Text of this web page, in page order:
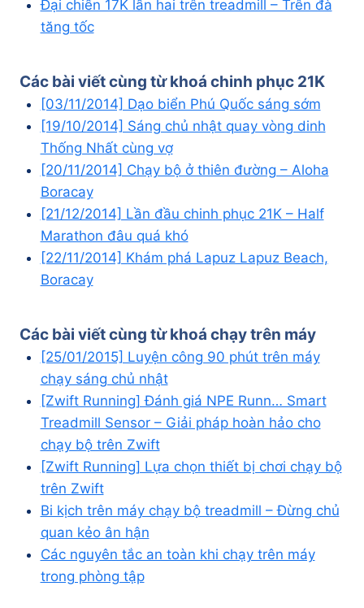
Đại chiến 17K lần hai trên treadmill – Trên đà
tăng tốc
Các bài viết cùng từ khoá chinh phục 21K
[03/11/2014] Dạo biển Phú Quốc sáng sớm
[19/10/2014] Sáng chủ nhật quay vòng dinh
Thống Nhất cùng vợ
[20/11/2014] Chạy bộ ở thiên đường – Aloha
Boracay
[21/12/2014] Lần đầu chinh phục 21K – Half
Marathon đâu quá khó
[22/11/2014] Khám phá Lapuz Lapuz Beach,
Boracay
Các bài viết cùng từ khoá chạy trên máy
[25/01/2015] Luyện công 90 phút trên máy
chạy sáng chủ nhật
[Zwift Running] Đánh giá NPE Runn… Smart
Treadmill Sensor – Giải pháp hoàn hảo cho
chạy bộ trên Zwift
[Zwift Running] Lựa chọn thiết bị chơi chạy bộ
trên Zwift
Bi kịch trên máy chạy bộ treadmill – Đừng chủ
quan kẻo ân hận
Các nguyên tắc an toàn khi chạy trên máy
trong phòng tập